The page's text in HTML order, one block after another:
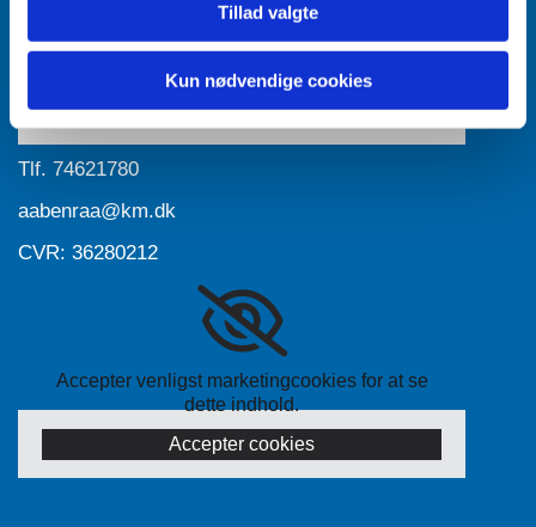
Tillad valgte
Kun nødvendige cookies
Accepter venligst marketingcookies for at se
dette indhold.
Accepter cookies
Tlf. 74621780
aabenraa@km.dk
CVR: 36280212
Accepter venligst marketingcookies for at se
dette indhold.
Accepter cookies